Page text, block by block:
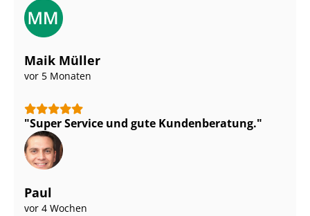
Maik Müller
vor 5 Monaten
Super Service und gute Kundenberatung.
Paul
vor 4 Wochen